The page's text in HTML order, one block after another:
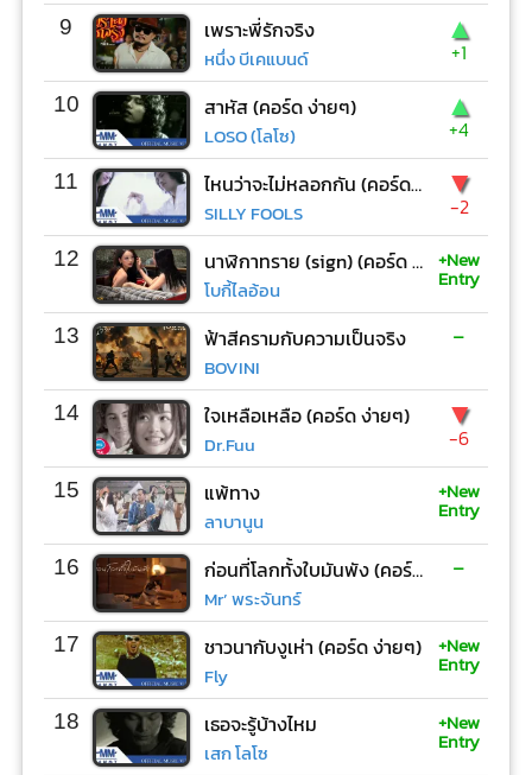
9 เพราะพี่รักจริง
หนึ่ง บีเคแบนด์
▲
+1
10 สาหัส (คอร์ด ง่ายๆ)
LOSO (โลโซ)
▲
+4
11 ไหนว่าจะไม่หลอกกัน (คอร์ด ง่ายๆ)
SILLY FOOLS
▼
-2
12 นาฬิกาทราย (sign) (คอร์ด ง่ายๆ)
โบกี้ไลอ้อน
+New
Entry
13 ฟ้าสีครามกับความเป็นจริง
BOVINI
-
14 ใจเหลือเหลือ (คอร์ด ง่ายๆ)
Dr.Fuu
▼
-6
15 แพ้ทาง
ลาบานูน
+New
Entry
16 ก่อนที่โลกทั้งใบมันพัง (คอร์ด ง่ายๆ)
Mr’ พระจันทร์
-
17 ชาวนากับงูเห่า (คอร์ด ง่ายๆ)
Fly
+New
Entry
18 เธอจะรู้บ้างไหม
เสก โลโซ
+New
Entry